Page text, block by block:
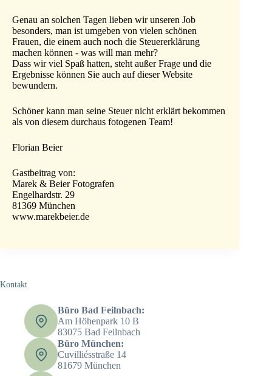
Genau an solchen Tagen lieben wir unseren Job
besonders, man ist umgeben von vielen schönen
Frauen, die einem auch noch die Steuererklärung
machen können - was will man mehr?
Dass wir viel Spaß hatten, steht außer Frage und die
Ergebnisse können Sie auch auf dieser Website
bewundern.
Schöner kann man seine Steuer nicht erklärt bekommen
als von diesem durchaus fotogenen Team!
Florian Beier
Gastbeitrag von:
Marek & Beier Fotografen
Engelhardstr. 29
81369 München
www.marekbeier.de
Kontakt
Büro Bad Feilnbach:
Am Höhenpark 10 B
83075 Bad Feilnbach
Büro München:
Cuvilliésstraße 14
81679 München